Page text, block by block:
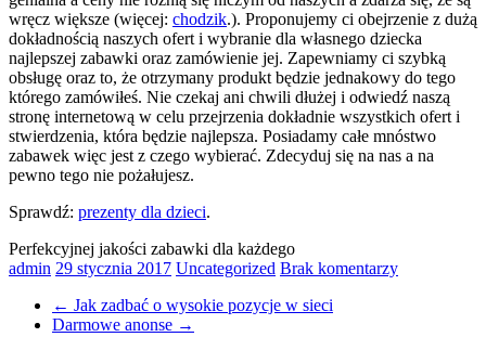
wręcz większe (więcej: chodzik.). Proponujemy ci obejrzenie z dużą
dokładnością naszych ofert i wybranie dla własnego dziecka
najlepszej zabawki oraz zamówienie jej. Zapewniamy ci szybką
obsługę oraz to, że otrzymany produkt będzie jednakowy do tego
którego zamówiłeś. Nie czekaj ani chwili dłużej i odwiedź naszą
stronę internetową w celu przejrzenia dokładnie wszystkich ofert i
stwierdzenia, która będzie najlepsza. Posiadamy całe mnóstwo
zabawek więc jest z czego wybierać. Zdecyduj się na nas a na
pewno tego nie pożałujesz.
Sprawdź: prezenty dla dzieci.
Perfekcyjnej jakości zabawki dla każdego
admin 29 stycznia 2017 Uncategorized Brak komentarzy
← Jak zadbać o wysokie pozycje w sieci
Darmowe anonse →